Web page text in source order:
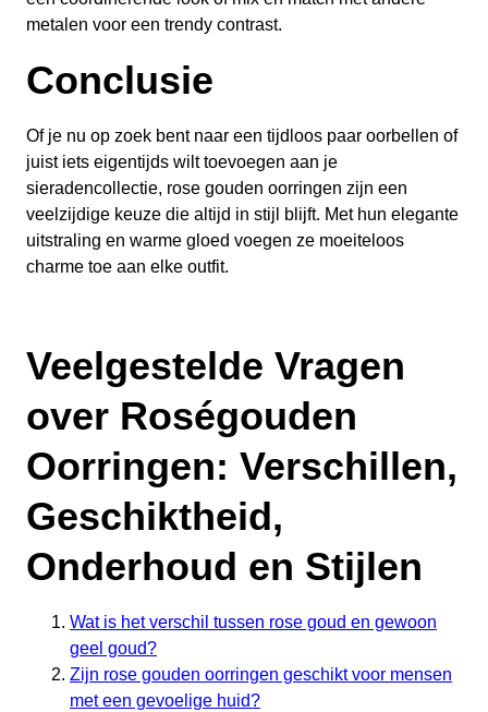
metalen voor een trendy contrast.
Conclusie
Of je nu op zoek bent naar een tijdloos paar oorbellen of
juist iets eigentijds wilt toevoegen aan je
sieradencollectie, rose gouden oorringen zijn een
veelzijdige keuze die altijd in stijl blijft. Met hun elegante
uitstraling en warme gloed voegen ze moeiteloos
charme toe aan elke outfit.
Veelgestelde Vragen
over Roségouden
Oorringen: Verschillen,
Geschiktheid,
Onderhoud en Stijlen
Wat is het verschil tussen rose goud en gewoon
geel goud?
Zijn rose gouden oorringen geschikt voor mensen
met een gevoelige huid?